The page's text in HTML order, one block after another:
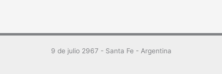
9 de julio 2967 - Santa Fe - Argentina